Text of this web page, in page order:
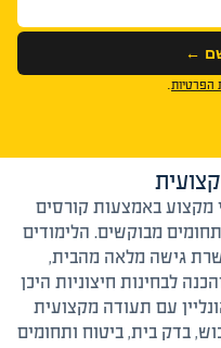
←
הפרטיות
באמצעות קורסים
מבוקשים. הלימודים
גישה מלאה מהבית,
לבחינות חיצוניות היכן
עם תעודה מקצועית
בדק בית, ביטוח ותחומים